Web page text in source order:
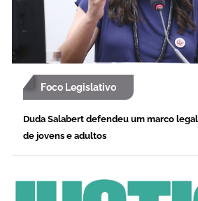
Foco Legislativo
Duda Salabert defendeu um marco
de jovens e adultos